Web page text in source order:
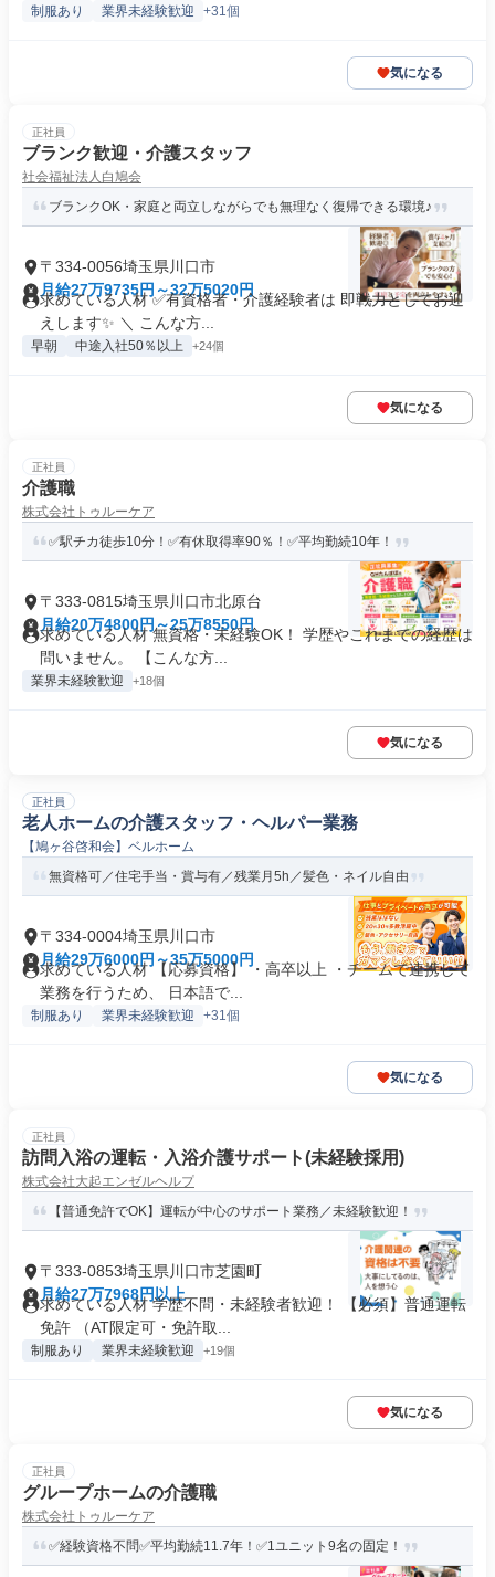
制服あり 業界未経験歓迎 +31個
気になる
正社員
ブランク歓迎・介護スタッフ
社会福祉法人白鳩会
ブランクOK・家庭と両立しながらでも無理なく復帰できる環境♪
〒334-0056埼玉県川口市
月給27万9735円～32万5020円
求めている人材 ✅有資格者・介護経験者は 即戦力としてお迎
えします✨ ＼ こんな方...
早朝 中途入社50％以上 +24個
気になる
正社員
介護職
株式会社トゥルーケア
✅駅チカ徒歩10分！✅有休取得率90％！✅平均勤続10年！
〒333-0815埼玉県川口市北原台
月給20万4800円～25万8550円
求めている人材 無資格・未経験OK！ 学歴やこれまでの経歴は
問いません。 【こんな方...
業界未経験歓迎 +18個
気になる
正社員
老人ホームの介護スタッフ・ヘルパー業務
【鳩ヶ谷啓和会】ベルホーム
無資格可／住宅手当・賞与有／残業月5h／髪色・ネイル自由
〒334-0004埼玉県川口市
月給29万6000円～35万5000円
求めている人材 【応募資格】 ・高卒以上 ・チームで連携して
業務を行うため、 日本語で...
制服あり 業界未経験歓迎 +31個
気になる
正社員
訪問入浴の運転・入浴介護サポート(未経験採用)
株式会社大起エンゼルヘルプ
【普通免許でOK】運転が中心のサポート業務／未経験歓迎！
〒333-0853埼玉県川口市芝園町
月給27万7968円以上
求めている人材 学歴不問・未経験者歓迎！ 【必須】普通運転
免許 （AT限定可・免許取...
制服あり 業界未経験歓迎 +19個
気になる
正社員
グループホームの介護職
株式会社トゥルーケア
✅経験資格不問✅平均勤続11.7年！✅1ユニット9名の固定！